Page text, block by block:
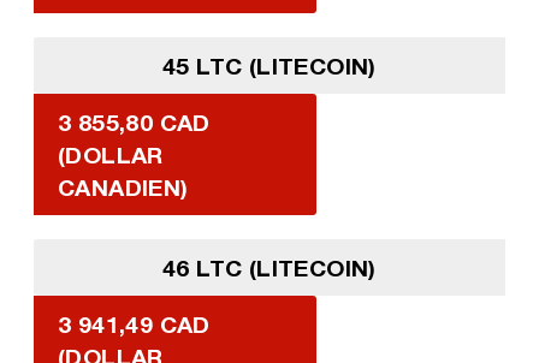
45 LTC (LITECOIN)
3 855,80 CAD
(DOLLAR
CANADIEN)
46 LTC (LITECOIN)
3 941,49 CAD
(DOLLAR